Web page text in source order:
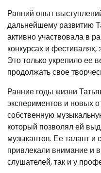
Ранний опыт
дальнейшему развитию
активно участвовала в
конкурсах и
Это только укрепило ее
продолжать свое
Ранние годы жизни
экспериментов и новых
собственную
который позволял ей
музыкантов. Ее талант и
привлекали внимание и
слушателей, так и у